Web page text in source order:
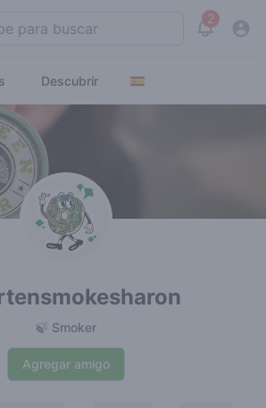
2
View
Descubrir
🍃 Smoker
Agregar amigo